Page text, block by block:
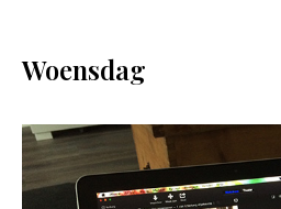
Woensdag